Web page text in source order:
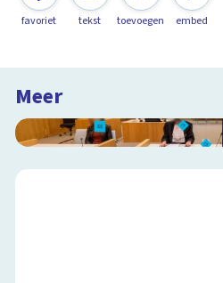
favoriet tekst toevoegen embed
Meer